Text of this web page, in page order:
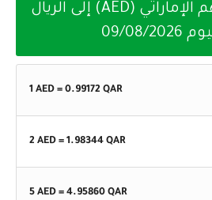
التحويل من الدرهم الإماراتي (AED) إلى الريال
09/08/2026
1 AED = 0.99172 QAR
2 AED = 1.98344 QAR
5 AED = 4.95860 QAR